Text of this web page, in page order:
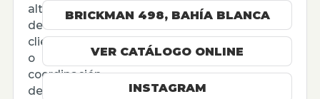
altas
de
cliente
o
coordinación
de
BRICKMAN 498, BAHÍA BLANCA
VER CATÁLOGO ONLINE
INSTAGRAM